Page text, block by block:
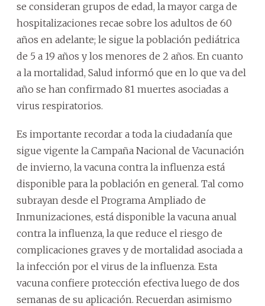
se consideran grupos de edad, la mayor carga de
hospitalizaciones recae sobre los adultos de 60
años en adelante; le sigue la población pediátrica
de 5 a 19 años y los menores de 2 años. En cuanto
a la mortalidad, Salud informó que en lo que va del
año se han confirmado 81 muertes asociadas a
virus respiratorios.
Es importante recordar a toda la ciudadanía que
sigue vigente la Campaña Nacional de Vacunación
de invierno, la vacuna contra la influenza está
disponible para la población en general. Tal como
subrayan desde el Programa Ampliado de
Inmunizaciones, está disponible la vacuna anual
contra la influenza, la que reduce el riesgo de
complicaciones graves y de mortalidad asociada a
la infección por el virus de la influenza. Esta
vacuna confiere protección efectiva luego de dos
semanas de su aplicación. Recuerdan asimismo